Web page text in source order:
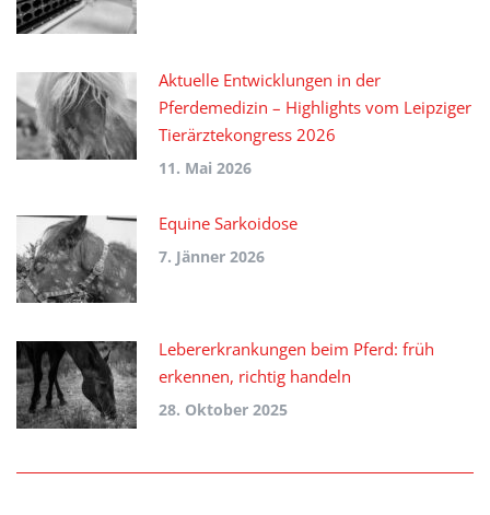
Aktuelle Entwicklungen in der
Pferdemedizin – Highlights vom Leipziger
Tierärztekongress 2026
11. Mai 2026
Equine Sarkoidose
7. Jänner 2026
Lebererkrankungen beim Pferd: früh
erkennen, richtig handeln
28. Oktober 2025